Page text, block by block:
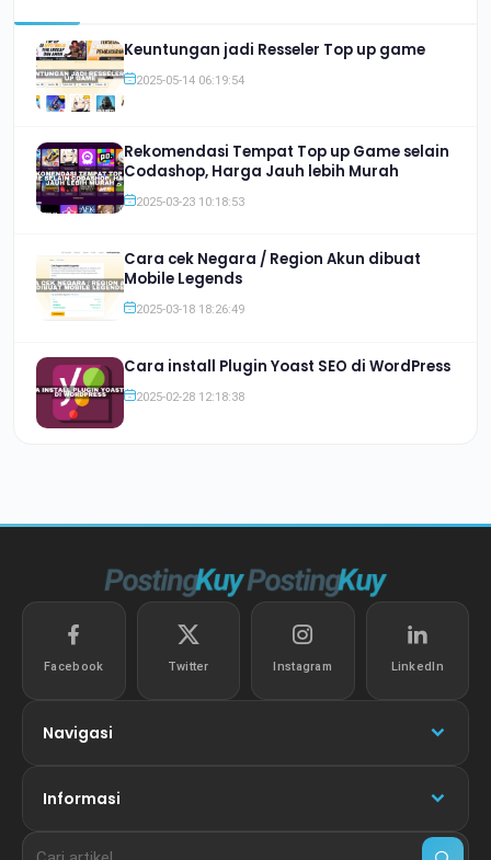
Keuntungan jadi Resseler Top up game
2025-05-14 06:19:54
Rekomendasi Tempat Top up Game selain
Codashop, Harga Jauh lebih Murah
2025-03-23 10:18:53
Cara cek Negara / Region Akun dibuat
Mobile Legends
2025-03-18 18:26:49
Cara install Plugin Yoast SEO di WordPress
2025-02-28 12:18:38
Facebook Twitter Instagram LinkedIn
Navigasi
Informasi